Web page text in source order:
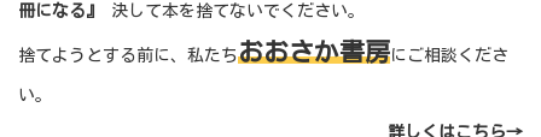
冊になる』 決して本を捨てないでください。
捨てようとする前に、私たちおおさか書房にご相談くださ
い。
詳しくはこちら→